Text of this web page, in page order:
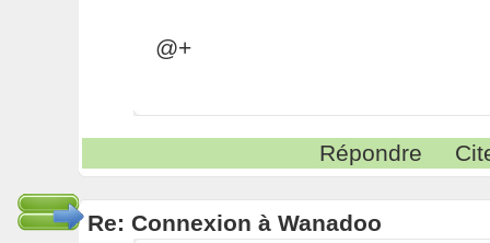
@+
Répondre
Re: Connexion à Wanadoo